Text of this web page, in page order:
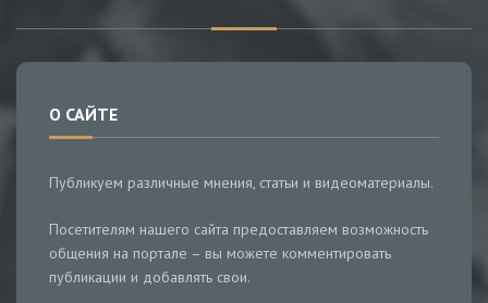
О САЙТЕ
Публикуем различные мнения, статьи и видеоматериалы.
Посетителям нашего сайта предоставляем возможность
общения на портале – вы можете комментировать
публикации и добавлять свои.